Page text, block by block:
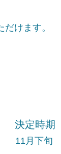
けます。
決定時期
11月下旬